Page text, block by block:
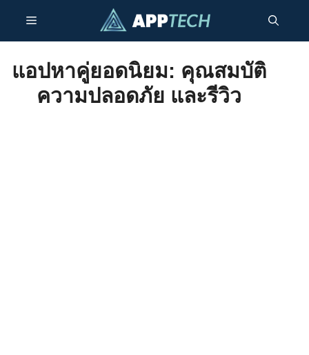
ยัง
เมนู
แอปหาคู่ยอดนิยม: คุณสมบัติ
ความปลอดภัย และรีวิว